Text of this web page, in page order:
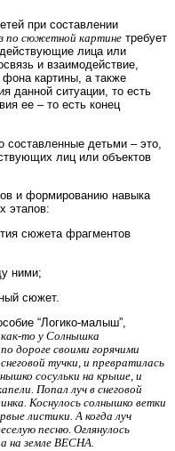
при составлении
по сюжетной картине требует
лица или
и взаимодействие,
фона картины, а также
данной ситуации, то есть
ее – то есть конец
составленные детьми – это,
лиц или объектов
и формированию навыка
этапов:
сюжета фрагментов
ними;
сюжет.
“Логико-малыш”,
то у Солнышка
дороге своими горячими
тучки, и превратилась
сосульки на крыше, и
Попал луч в снеговой
Коснулось солнышко ветки
листики. А когда луч
песню. Оглянулось
на земле ВЕСНА.